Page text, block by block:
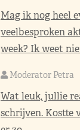
Mag ik nog heel
veelbesproken
week? Ik weet
Moderator Petra
Wat leuk, jullie
schrijven. Kostte